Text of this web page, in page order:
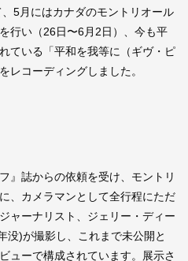
、5月にはカナダのモントリオール
行い（26日〜6月2日）、今も平
ている「平和を我等に（ギヴ・ピ
レコーディングしました。
』誌からの依頼を受け、モントリ
、カメラマンとして全行程にただ
ャーナリスト、ジェリー・ディー
没)が撮影し、これまで未公開と
ューで構成されています。展示さ